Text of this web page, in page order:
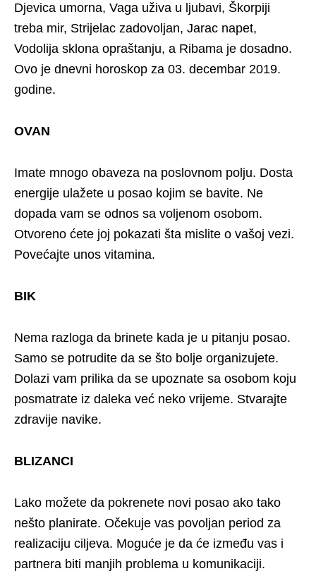
Djevica umorna, Vaga uživa u ljubavi, Škorpiji
treba mir, Strijelac zadovoljan, Jarac napet,
Vodolija sklona opraštanju, a Ribama je dosadno.
Ovo je dnevni horoskop za 03. decembar 2019.
godine.
OVAN
Imate mnogo obaveza na poslovnom polju. Dosta
energije ulažete u posao kojim se bavite. Ne
dopada vam se odnos sa voljenom osobom.
Otvoreno ćete joj pokazati šta mislite o vašoj vezi.
Povećajte unos vitamina.
BIK
Nema razloga da brinete kada je u pitanju posao.
Samo se potrudite da se što bolje organizujete.
Dolazi vam prilika da se upoznate sa osobom koju
posmatrate iz daleka već neko vrijeme. Stvarajte
zdravije navike.
BLIZANCI
Lako možete da pokrenete novi posao ako tako
nešto planirate. Očekuje vas povoljan period za
realizaciju ciljeva. Moguće je da će između vas i
partnera biti manjih problema u komunikaciji.